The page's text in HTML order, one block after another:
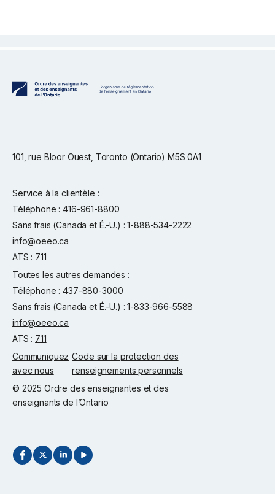
101, rue Bloor Ouest, Toronto (Ontario) M5S 0A1
Service à la clientèle :
Téléphone : 416-961-8800
Sans frais (Canada et É.-U.) : 1-888-534-2222
info@oeeo.ca
ATS : 711
Toutes les autres demandes :
Téléphone : 437-880-3000
Sans frais (Canada et É.-U.) : 1-833-966-5588
info@oeeo.ca
ATS : 711
Communiquez
avec nous
Code sur la protection des
renseignements personnels
© 2025 Ordre des enseignantes et des
enseignants de l’Ontario